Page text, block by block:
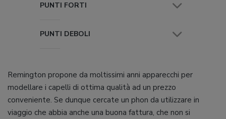
PUNTI FORTI
PUNTI DEBOLI
Remington propone da moltissimi anni apparecchi per
modellare i capelli di ottima qualità ad un prezzo
conveniente. Se dunque cercate un phon da utilizzare in
viaggio che abbia anche una buona fattura, che non si